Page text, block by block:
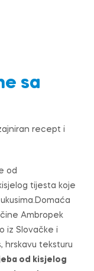
sa
recept i
od
tijesta koje
Ambropek
iz Slovačke i
hrskavu teksturu
od kisjelog